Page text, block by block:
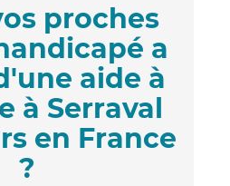
proches
a
aide à
à Serraval
en France
?